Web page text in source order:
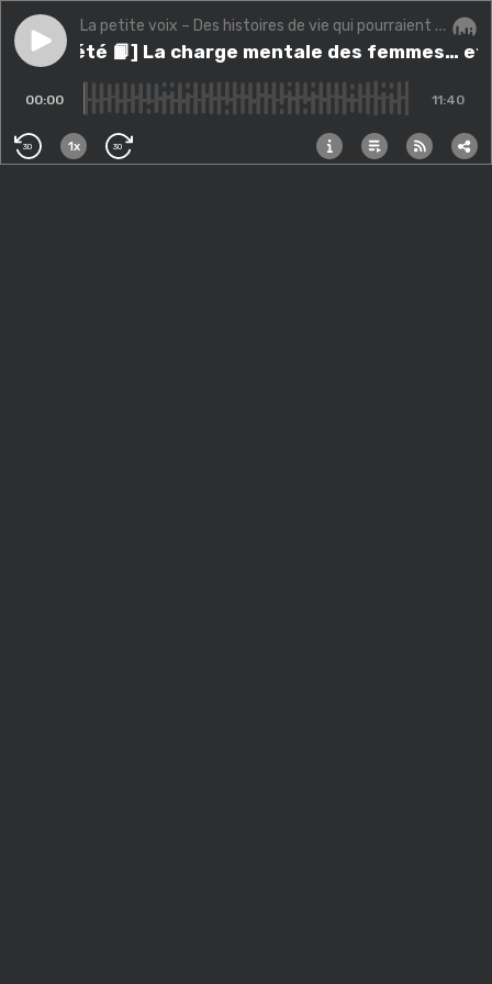
Play episode[Série d’été 📙] La charge mentale des femmes… et
La petite voix – Des histoires de vie qui pourraient changer la vôtre.
d’été 📙] La charge mentale des femmes…
00:00 11:40
30 1x 30